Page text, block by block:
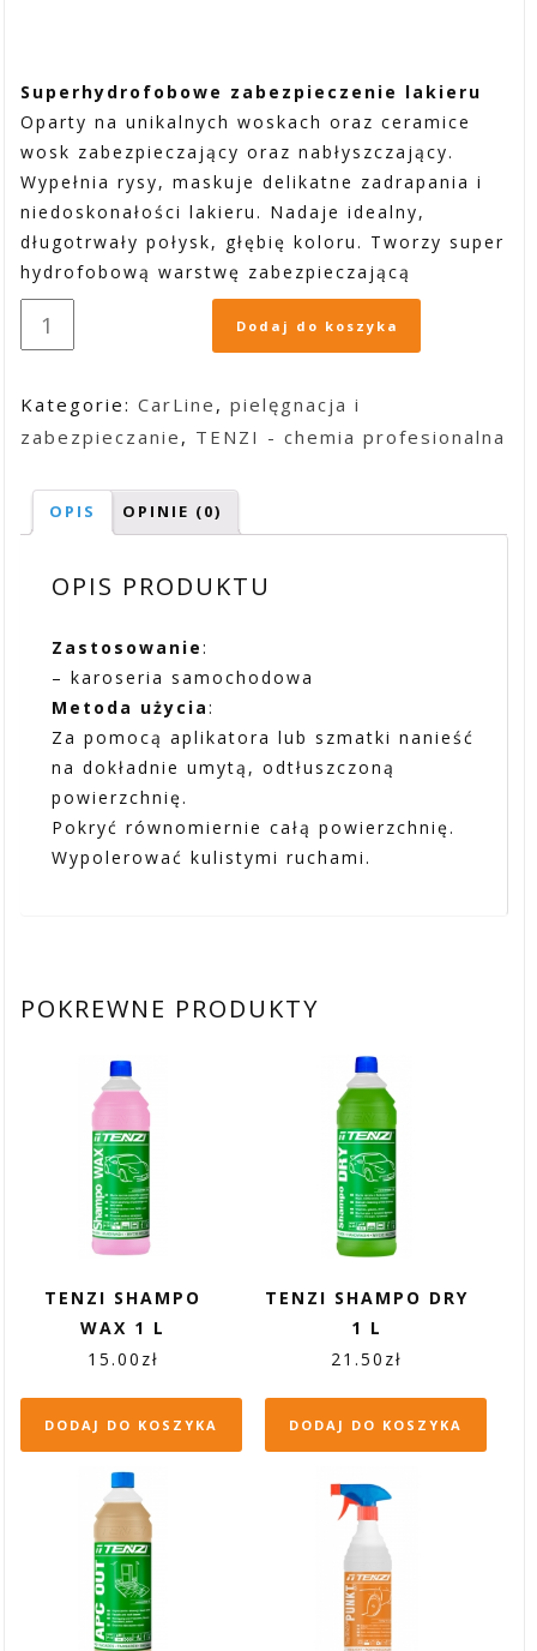
Superhydrofobowe zabezpieczenie lakieru
Oparty na unikalnych woskach oraz ceramice
wosk zabezpieczający oraz nabłyszczający.
Wypełnia rysy, maskuje delikatne zadrapania i
niedoskonałości lakieru. Nadaje idealny,
długotrwały połysk, głębię koloru. Tworzy super
hydrofobową warstwę zabezpieczającą
Dodaj do koszyka
Kategorie:CarLine ,pielęgnacja i
zabezpieczanie , TENZI - chemia profesionalna
OPIS OPINIE (0)
OPIS PRODUKTU
Zastosowanie:
– karoseria samochodowa
Metoda użycia:
Za pomocą aplikatora lub szmatki nanieść
na dokładnie umytą, odtłuszczoną
powierzchnię.
Pokryć równomiernie całą powierzchnię.
Wypolerować kulistymi ruchami.
POKREWNE PRODUKTY
TENZI SHAMPO
WAX 1 L
15.00 zł
DODAJ DO KOSZYKA
TENZI SHAMPO DRY
1 L
21.50 zł
DODAJ DO KOSZYKA